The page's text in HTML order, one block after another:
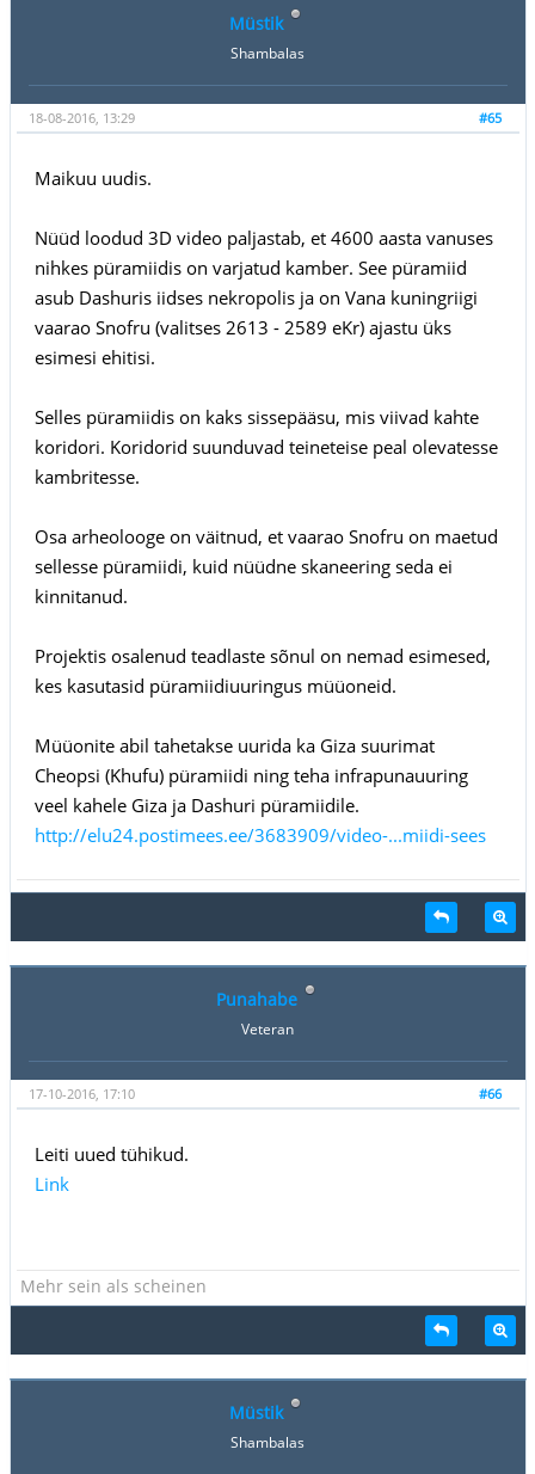
Müstik
Shambalas
#65
18-08-2016, 13:29
Maikuu uudis.
Nüüd loodud 3D video paljastab, et 4600 aasta vanuses
nihkes püramiidis on varjatud kamber. See püramiid
asub Dashuris iidses nekropolis ja on Vana kuningriigi
vaarao Snofru (valitses 2613 - 2589 eKr) ajastu üks
esimesi ehitisi.
Selles püramiidis on kaks sissepääsu, mis viivad kahte
koridori. Koridorid suunduvad teineteise peal olevatesse
kambritesse.
Osa arheolooge on väitnud, et vaarao Snofru on maetud
sellesse püramiidi, kuid nüüdne skaneering seda ei
kinnitanud.
Projektis osalenud teadlaste sõnul on nemad esimesed,
kes kasutasid püramiidiuuringus müüoneid.
Müüonite abil tahetakse uurida ka Giza suurimat
Cheopsi (Khufu) püramiidi ning teha infrapunauuring
veel kahele Giza ja Dashuri püramiidile.
http://elu24.postimees.ee/3683909/video-...miidi-sees
Punahabe
Veteran
#66
17-10-2016, 17:10
Leiti uued tühikud.
Link
Mehr sein als scheinen
Müstik
Shambalas